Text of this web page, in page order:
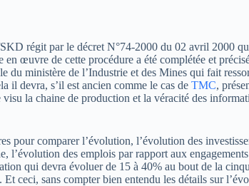
régit par le décret N°74-2000 du 02 avril 2000
œuvre de cette procédure a été complétée et
du ministère de l’Industrie et des Mines qui fait
il devra, s’il est ancien comme le cas de TMC,
la chaine de production et la véracité des
pour comparer l’évolution, l’évolution des
des emplois par rapport aux
qui devra évoluer de 15 à 40% au bout de la
ceci, sans compter bien entendu les détails sur